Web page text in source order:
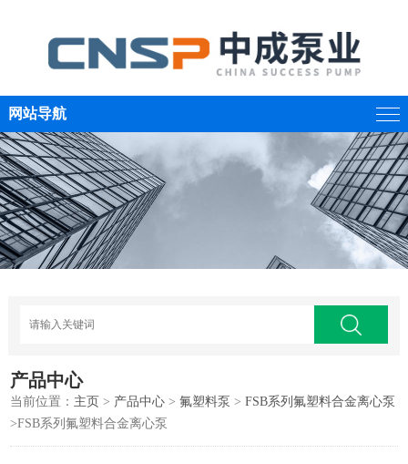
网站导航
产品中心
当前位置： 主页 > 产品中心 >氟塑料泵 >FSB系列氟塑料合金离心泵
>FSB系列氟塑料合金离心泵